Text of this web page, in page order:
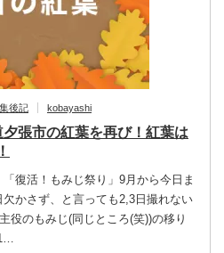
後記 kobayashi
張市の紅葉を再び！紅葉は
復活！もみじ祭り」9月から今日ま
かさず、と言っても2,3日撮れない
役のもみじ(同じところ(笑))の移り